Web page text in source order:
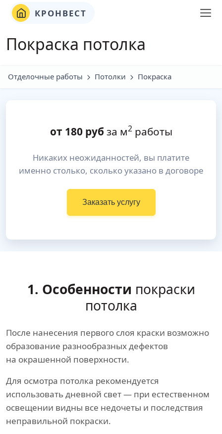
КРОНВЕСТ
Покраска потолка
Отделочные работы Потолки Покраска
от 180руб за м2работы
Никаких неожиданностей, вы платите
именно столько, сколько указано в договоре
Заказать услугу
1. Особенности покраски
потолка
После нанесения первого слоя краски возможно
образование разнообразных дефектов
на окрашенной поверхности.
Для осмотра потолка рекомендуется
использовать дневной свет — при естественном
освещении видны все недочеты и последствия
неправильной покраски.